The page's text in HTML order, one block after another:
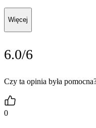
Więcej
6.0/6
Czy ta opinia była
0